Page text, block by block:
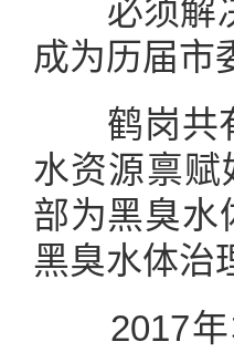
必须解决
成为历届市
鹤岗共有
水资源禀赋
部为黑臭水
黑臭水体治
2017年